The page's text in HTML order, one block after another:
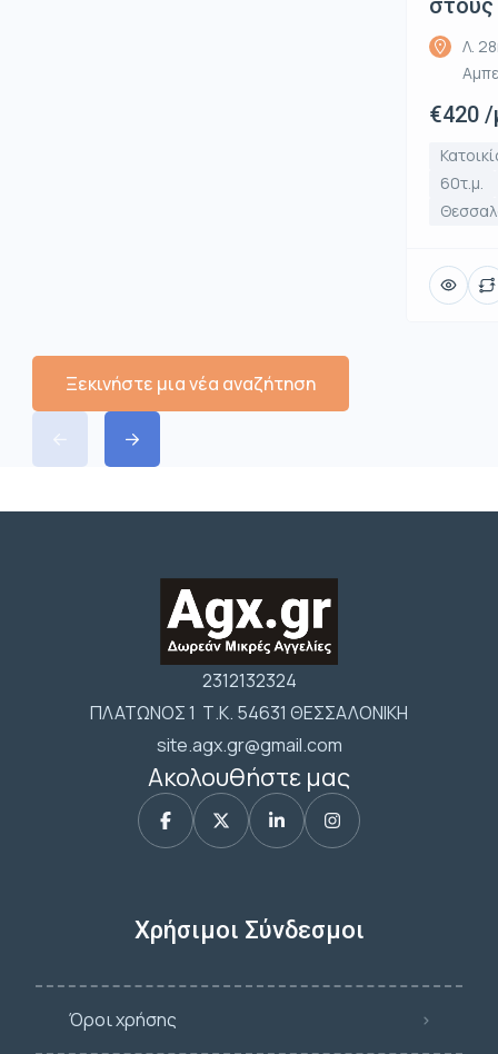
Λ.
€420
60τ.μ.
Ξεκινήστε μια νέα αναζήτηση
2312132324
ΠΛΑΤΩΝΟΣ 1 Τ.Κ. 54631 ΘΕΣΣΑΛΟΝΙΚΗ
site.agx.gr@gmail.com
Ακολουθήστε μας
Χρήσιμοι Σύνδεσμοι
Όροι χρήσης